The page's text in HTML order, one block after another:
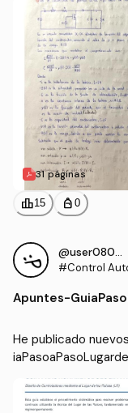
31 páginas
leaderboard15 personal_bag 0
#Control
Apuntes-
He publicado